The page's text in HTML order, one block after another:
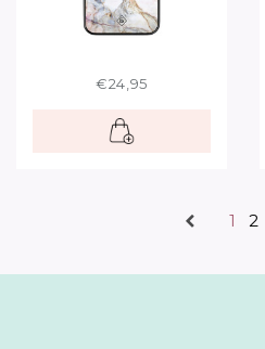
€24,95
1 2